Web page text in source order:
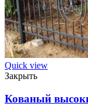
Quick view
Закрыть
Кованый